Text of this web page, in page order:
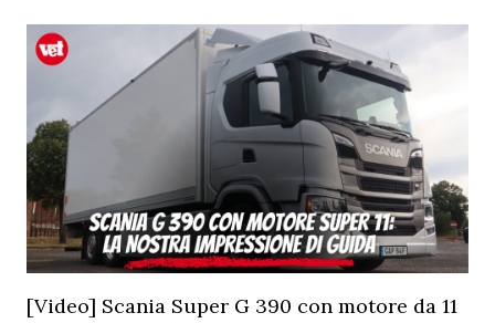
[Video] Scania Super G 390 con motore da 11